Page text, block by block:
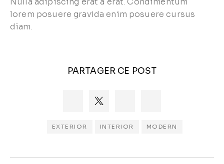
lorem posuere gravida enim posuere cursus
diam.
PARTAGER CE POST
EXTERIOR INTERIOR MODERN